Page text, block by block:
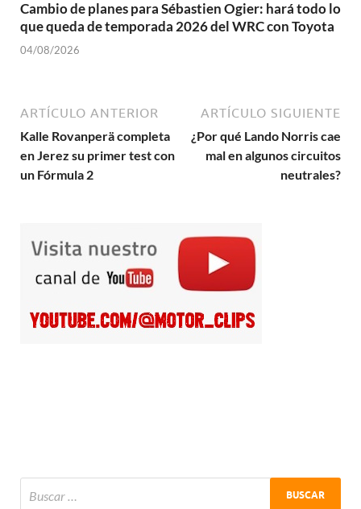
Cambio de planes para Sébastien Ogier: hará todo lo
que queda de temporada 2026 del WRC con Toyota
04/08/2026
ARTÍCULO ANTERIOR
Kalle Rovanperä completa
en Jerez su primer test con
un Fórmula 2
ARTÍCULO SIGUIENTE
¿Por qué Lando Norris cae
mal en algunos circuitos
neutrales?